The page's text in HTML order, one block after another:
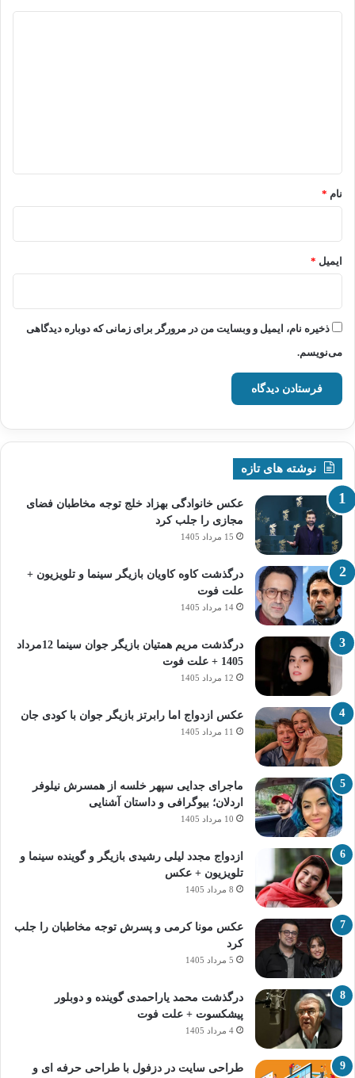
نام *
ایمیل *
ذخیره نام، ایمیل و وبسایت من در مرورگر برای زمانی که دوباره دیدگاهی
می‌نویسم.
نوشته های تازه
عکس خانوادگی بهزاد خلج توجه مخاطبان فضای
مجازی را جلب کرد
15 مرداد 1405
درگذشت کاوه کاویان بازیگر سینما و تلویزیون +
علت فوت
14 مرداد 1405
درگذشت مریم همتیان بازیگر جوان سینما 12مرداد
1405 + علت فوت
12 مرداد 1405
عکس ازدواج اما رابرتز بازیگر جوان با کودی جان
11 مرداد 1405
ماجرای جدایی سپهر خلسه از همسرش نیلوفر
اردلان؛ بیوگرافی و داستان آشنایی
10 مرداد 1405
ازدواج مجدد لیلی رشیدی بازیگر و گوینده سینما و
تلویزیون + عکس
8 مرداد 1405
عکس مونا کرمی و پسرش توجه مخاطبان را جلب
کرد
5 مرداد 1405
درگذشت محمد یاراحمدی گوینده و دوبلور
پیشکسوت + علت فوت
4 مرداد 1405
طراحی سایت در دزفول با طراحی حرفه‌ ای و